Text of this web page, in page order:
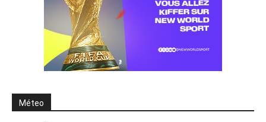
Méteo